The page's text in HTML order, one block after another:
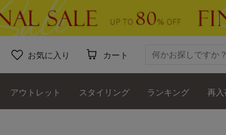
お気に入り カート
アウトレット スタイリング ランキング 再入